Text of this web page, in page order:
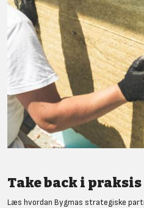
Take back i praksis
Læs hvordan Bygmas strategiske